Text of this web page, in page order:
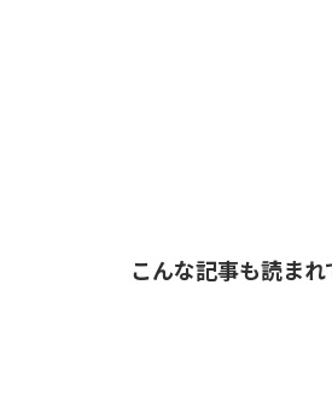
こんな記事も読まれ